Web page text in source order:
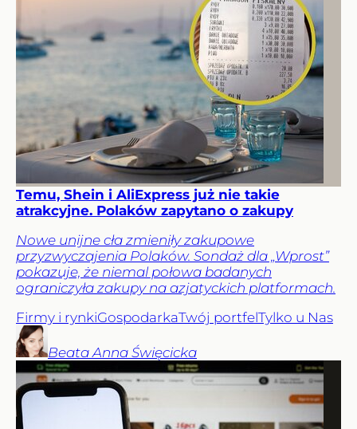
Temu, Shein i AliExpress już nie takie
atrakcyjne. Polaków zapytano o zakupy
Nowe unijne cła zmieniły zakupowe
przyzwyczajenia Polaków. Sondaż dla „Wprost”
pokazuje, że niemal połowa badanych
ograniczyła zakupy na azjatyckich platformach.
Firmy i rynkiGospodarkaTwój portfelTylko u Nas
Beata Anna Święcicka